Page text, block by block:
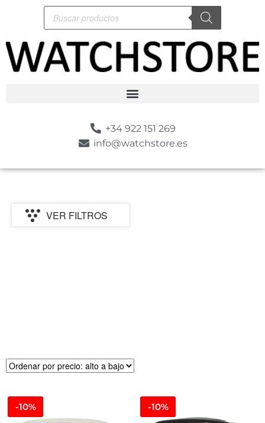
+34 922 151 269
info@watchstore.es
VER FILTROS
-10% -10%